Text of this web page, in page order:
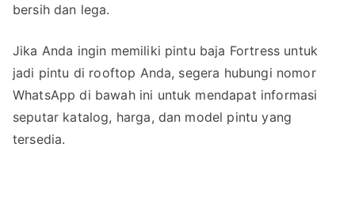
bersih dan lega.
Jika Anda ingin memiliki pintu baja Fortress untuk
jadi pintu di rooftop Anda, segera hubungi nomor
WhatsApp di bawah ini untuk mendapat informasi
seputar katalog, harga, dan model pintu yang
tersedia.